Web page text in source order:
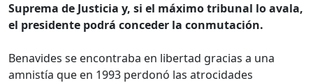
Suprema de Justicia y, si el máximo tribunal lo avala,
el presidente podrá conceder la conmutación.
Benavides se encontraba en libertad gracias a una
amnistía que en 1993 perdonó las atrocidades